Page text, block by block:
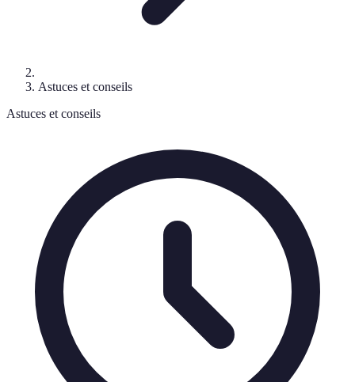
Astuces et conseils
Astuces et conseils